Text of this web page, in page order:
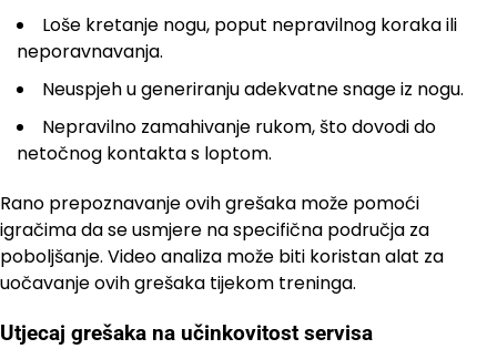
Loše kretanje nogu, poput nepravilnog koraka ili
neporavnavanja.
Neuspjeh u generiranju adekvatne snage iz nogu.
Nepravilno zamahivanje rukom, što dovodi do
netočnog kontakta s loptom.
Rano prepoznavanje ovih grešaka može pomoći
igračima da se usmjere na specifična područja za
poboljšanje. Video analiza može biti koristan alat za
uočavanje ovih grešaka tijekom treninga.
Utjecaj grešaka na učinkovitost servisa